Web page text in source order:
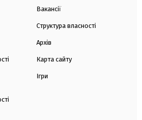
Вакансії
Структура власності
Архів
Карта сайту
Ігри